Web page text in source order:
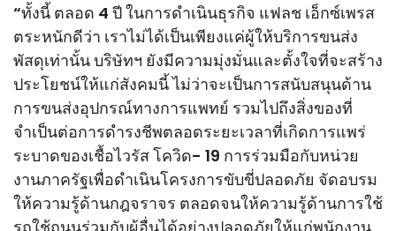
“ทั้งนี้ ตลอด 4 ปี ในการดำเนินธุรกิจ แฟลช เอ็กซ์เพรส
ตระหนักดีว่า เราไม่ได้เป็นเพียงแค่ผู้ให้บริการขนส่ง
พัสดุเท่านั้น บริษัทฯ ยังมีความมุ่งมั่นและตั้งใจที่จะสร้าง
ประโยชน์ให้แก่สังคมนี้ ไม่ว่าจะเป็นการสนับสนุนด้าน
การขนส่งอุปกรณ์ทางการแพทย์ รวมไปถึงสิ่งของที่
จำเป็นต่อการดำรงชีพตลอดระยะเวลาที่เกิดการแพร่
ระบาดของเชื้อไวรัส โควิด- 19 การร่วมมือกับหน่วย
งานภาครัฐเพื่อดำเนินโครงการขับขี่ปลอดภัย จัดอบรม
ให้ความรู้ด้านกฎจราจร ตลอดจนให้ความรู้ด้านการใช้